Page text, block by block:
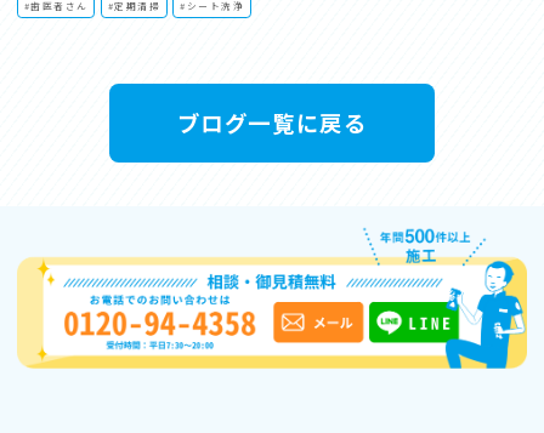
#歯医者さん #定期清掃 #シート洗浄
ブログ一覧に戻る